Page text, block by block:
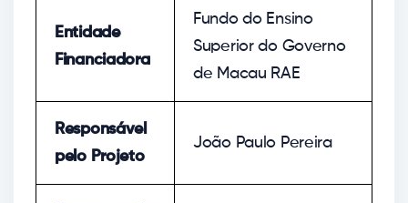
Entidade
Financiadora
Fundo do Ensino
Superior do Governo
de Macau RAE
Responsável
pelo Projeto
João Paulo Pereira